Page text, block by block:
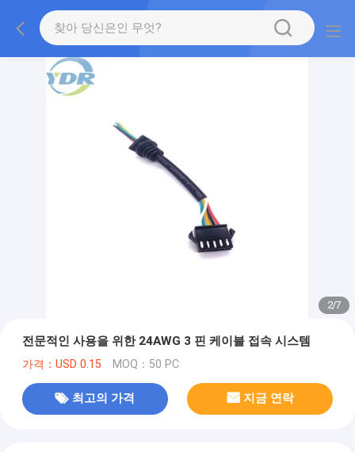
2/7
전문적인 사용을 위한 24AWG 3 핀 케이블 접속 시스템
가격：USD 0.15 MOQ：50 PC
최고의 가격 지금 연락